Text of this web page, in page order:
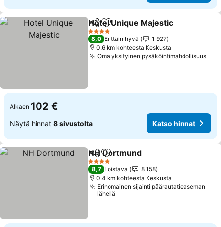
Jaa Lisää suosikkeihin
Hotel Unique Majestic
4 Tähtiluokitus
8,0 Erittäin hyvä
1 927
0.6 km kohteesta Keskusta
Oma yksityinen pysäköintimahdollisuus
Alkaen 102 €
Näytä hinnat 8 sivustolta Katso hinnat
Jaa Lisää suosikkeihin
NH Dortmund
4 Tähtiluokitus
8,7 Loistava
8 158
0.4 km kohteesta Keskusta
Erinomainen sijainti päärautatieaseman
lähellä